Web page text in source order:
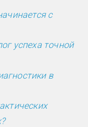
с
успеха точной
в